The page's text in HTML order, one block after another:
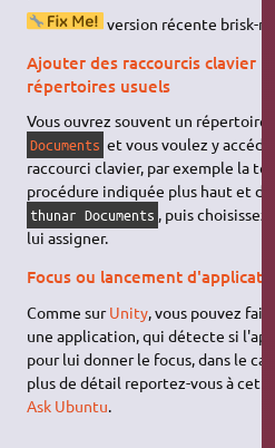
version récente brisk-
Ajouter des raccourcis clavier
répertoires usuels
Vous ouvrez souvent un
Documents et vous voulez y
raccourci clavier, par exemple la
procédure indiquée plus haut et
thunar Documents , puis choisissez
lui assigner.
Focus ou lancement
Comme surUnity, vous pouvez
une application, qui détecte si
pour lui donner le focus, dans le
plus de détail reportez-vous à
Ask Ubuntu.